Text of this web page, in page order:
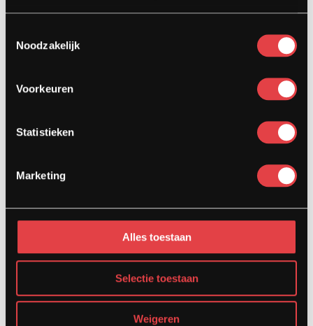
Noodzakelijk
Voorkeuren
Statistieken
Marketing
Alles toestaan
Selectie toestaan
Weigeren
Diensten
Afspraak showroom
Motor inruilen
Verzekeren